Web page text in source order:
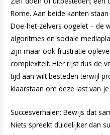
Rome. Aan beide kanten
Doe-het-zelvers opgelet – de
algoritmes en sociale
zijn maar ook frustratie
complexiteit. Hier rijst dus de
tijd aan wilt besteden terwijl
klaarstaan om deze last van
Succesverhalen: Bewijs dat
Niets spreekt duidelijker dan